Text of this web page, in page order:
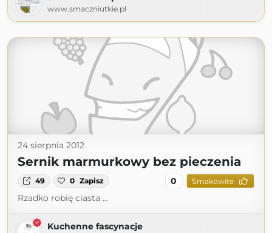
www.smaczniutkie.pl
24 sierpnia 2012
Sernik marmurkowy bez pieczenia
49 0 Zapisz 0 Smakowite
Rzadko robię ciasta ...
Kuchenne fascynacje